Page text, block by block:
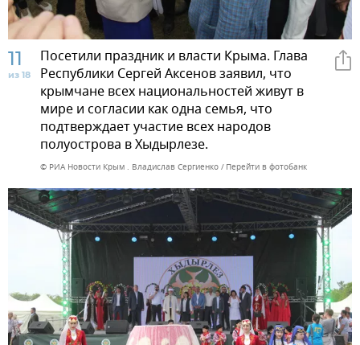
11
из 18
Посетили праздник и власти Крыма. Глава
Республики Сергей Аксенов заявил, что
крымчане всех национальностей живут в
мире и согласии как одна семья, что
подтверждает участие всех народов
полуострова в Хыдырлезе.
© РИА Новости Крым . Владислав Сергиенко Перейти в фотобанк